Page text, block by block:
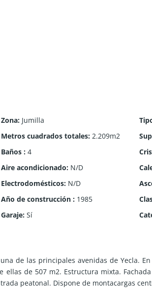
Zona: Jumilla
Metros cuadrados totales: 2.209m2
Baños : 4
Aire acondicionado: N/D
Electrodomésticos: N/D
Año de construcción : 1985
Garaje: Sí
de las principales avenidas de Yecla.
de 507 m2. Estructura mixta.
peatonal. Dispone de montacargas